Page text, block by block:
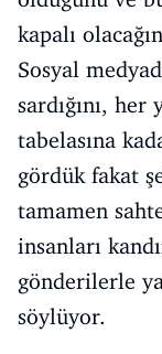
kapalı
Sosyal
sardığını,
tabelasına
gördük fakat
tamamen
insanları
gönderilerle
söylüyor.